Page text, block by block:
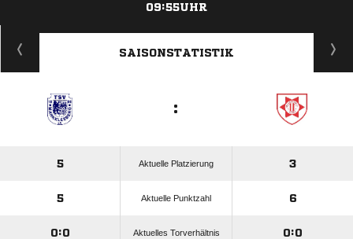
09:55UHR
ANZEIGE
SAISONSTATISTIK
:
5 Aktuelle Platzierung 3
5 Aktuelle Punktzahl 6
0:0 Aktuelles Torverhältnis 0:0